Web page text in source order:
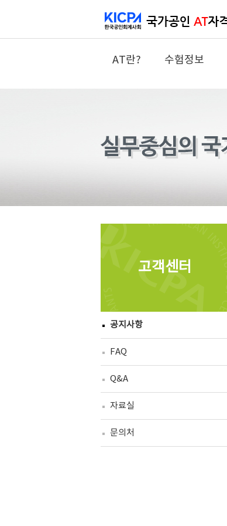
AT란? 수험정보
고객센터
공지사항
FAQ
Q&A
자료실
문의처